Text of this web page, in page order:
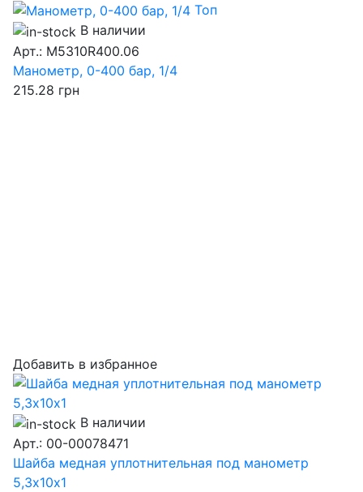
Топ
В наличии
Арт.: M5310R400.06
Манометр, 0-400 бар, 1/4
215.28 грн
Добавить в избранное
В наличии
Арт.: 00-00078471
Шайба медная уплотнительная под манометр
5,3х10х1